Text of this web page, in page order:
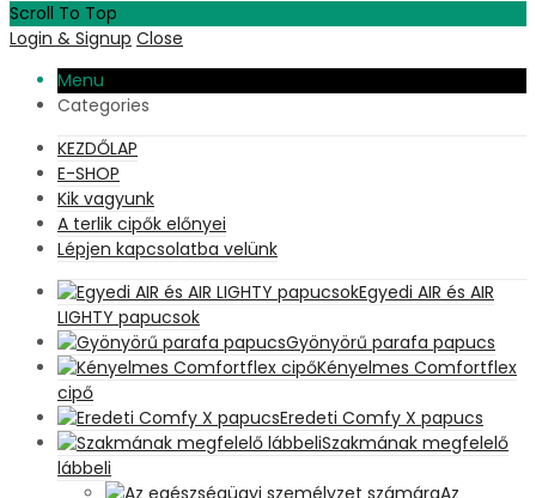
Scroll To Top
Login & Signup Close
Menu
Categories
KEZDŐLAP
E-SHOP
Kik vagyunk
A terlik cipők előnyei
Lépjen kapcsolatba velünk
Egyedi AIR és AIR
LIGHTY papucsok
Gyönyörű parafa papucs
Kényelmes Comfortflex
cipő
Eredeti Comfy X papucs
Szakmának megfelelő
lábbeli